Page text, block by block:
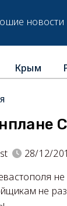
новости
Крым
28/12/
не